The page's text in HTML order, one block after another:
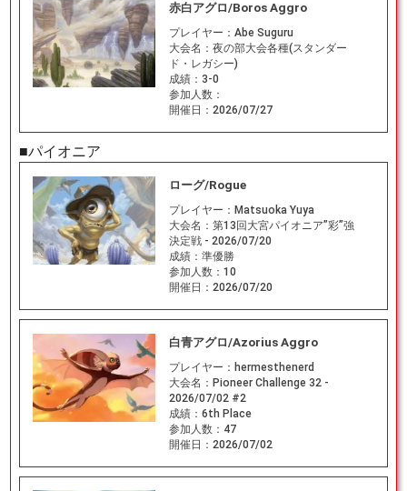
赤白アグロ/Boros Aggro
プレイヤー： Abe Suguru
大会名： 夜の部大会各種(スタンダー
ド・レガシー)
成績： 3-0
参加人数：
開催日： 2026/07/27
■パイオニア
ローグ/Rogue
プレイヤー： Matsuoka Yuya
大会名： 第13回大宮パイオニア”彩”強
決定戦 - 2026/07/20
成績： 準優勝
参加人数： 10
開催日： 2026/07/20
白青アグロ/Azorius Aggro
プレイヤー： hermesthenerd
大会名： Pioneer Challenge 32 -
2026/07/02 #2
成績： 6th Place
参加人数： 47
開催日： 2026/07/02